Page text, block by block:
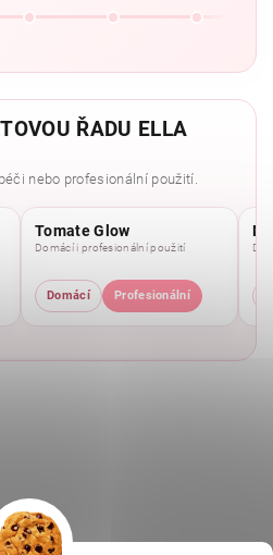
ŘADU ELLA
nebo profesionální použití.
Tomate Glow
Domácí i profesionální použití
Domácí Profesionální